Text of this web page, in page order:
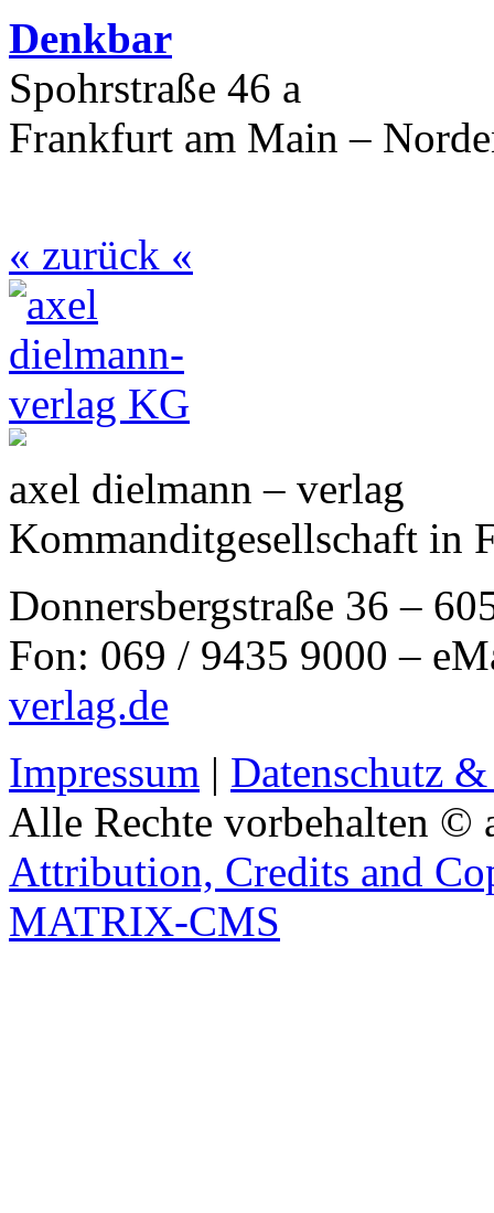
Denkbar
Spohrstraße 46 a
Frankfurt am Main –
« zurück «
axel dielmann – verlag
Kommanditgesellschaft in
Donnersbergstraße 36 –
Fon: 069 / 9435 9000 –
verlag.de
Impressum | Datenschutz
Alle Rechte vorbehalten ©
Attribution, Credits and
MATRIX-CMS